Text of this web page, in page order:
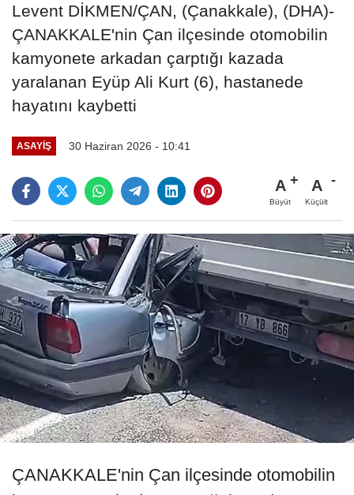
Levent DİKMEN/ÇAN, (Çanakkale), (DHA)-
ÇANAKKALE'nin Çan ilçesinde otomobilin
kamyonete arkadan çarptığı kazada
yaralanan Eyüp Ali Kurt (6), hastanede
hayatını kaybetti
ASAYIŞ 30 Haziran 2026 - 10:41
A
Büyüt
A
Küçült
ÇANAKKALE'nin Çan ilçesinde otomobilin